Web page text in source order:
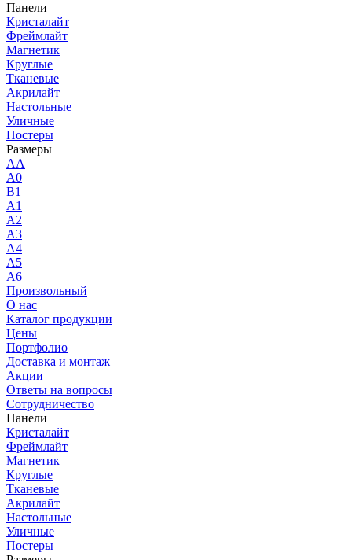
Панели
Кристалайт
Фреймлайт
Магнетик
Круглые
Тканевые
Акрилайт
Настольные
Уличные
Постеры
Размеры
AA
A0
B1
A1
A2
A3
A4
A5
A6
Произвольный
О нас
Каталог продукции
Цены
Портфолио
Доставка и монтаж
Акции
Ответы на вопросы
Сотрудничество
Панели
Кристалайт
Фреймлайт
Магнетик
Круглые
Тканевые
Акрилайт
Настольные
Уличные
Постеры